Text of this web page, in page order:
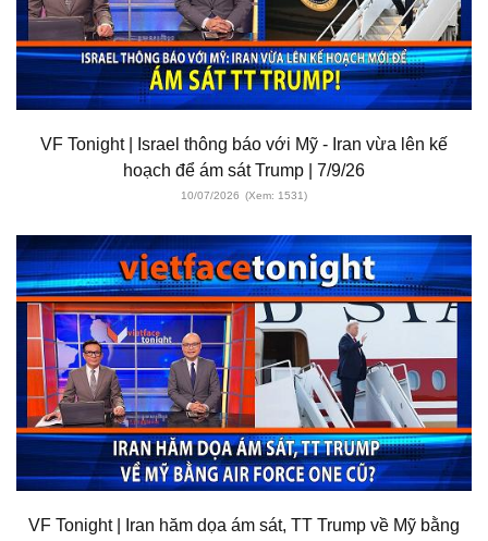
VF Tonight | Israel thông báo với Mỹ - Iran vừa lên kế
hoạch để ám sát Trump | 7/9/26
10/07/2026 (Xem: 1531)
VF Tonight | Iran hăm dọa ám sát, TT Trump về Mỹ bằng